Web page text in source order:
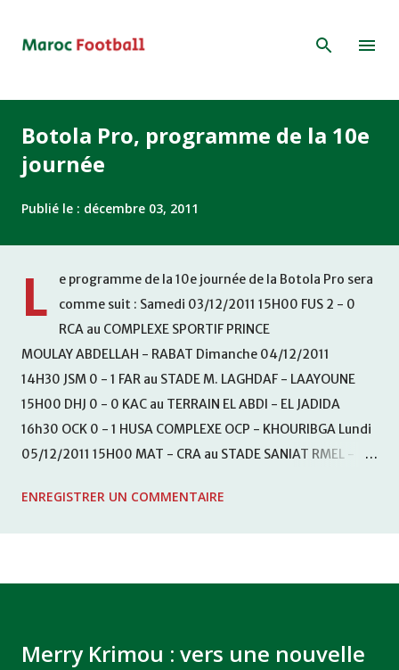
Botola Pro, programme de la 10e
journée
Publié le : décembre 03, 2011
L
e programme de la 10e journée de la Botola Pro sera
comme suit : Samedi 03/12/2011 15H00 FUS 2 - 0
RCA au COMPLEXE SPORTIF PRINCE
MOULAY ABDELLAH - RABAT Dimanche 04/12/2011
14H30 JSM 0 - 1 FAR au STADE M. LAGHDAF - LAAYOUNE
15H00 DHJ 0 - 0 KAC au TERRAIN EL ABDI - EL JADIDA
16h30 OCK 0 - 1 HUSA COMPLEXE OCP - KHOURIBGA Lundi
05/12/2011 15H00 MAT - CRA au STADE SANIAT RMEL -
KHEMISET Mardi 06/12/2011 15H00 WAF - OCS au
ENREGISTRER UN COMMENTAIRE
Merry Krimou : vers une nouvelle